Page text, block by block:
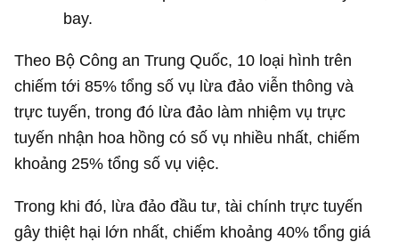
bay.
Theo Bộ Công an Trung Quốc, 10 loại hình trên
chiếm tới 85% tổng số vụ lừa đảo viễn thông và
trực tuyến, trong đó lừa đảo làm nhiệm vụ trực
tuyến nhận hoa hồng có số vụ nhiều nhất, chiếm
khoảng 25% tổng số vụ việc.
Trong khi đó, lừa đảo đầu tư, tài chính trực tuyến
gây thiệt hại lớn nhất, chiếm khoảng 40% tổng giá